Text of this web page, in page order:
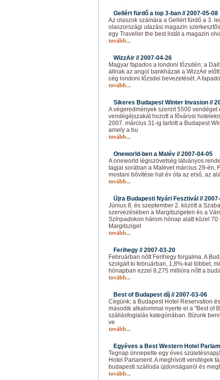
Gellért fürdő a top 3-ban //2007-05-08
Az olaszok számára a Gellért fürdő a 3.
olaszországi utazási magazin
egy Traveller the best listát a magazin
tovább...
WizzAir //2007-04-26
Magyar fapados a londoni tőzsdén; a
állnak az angol bankházak a WizzAir
cég londoni tőzsdei bevezetését. A
tovább...
Sikeres Budapest Winter Invasion //
A végeredmények szerint 5500 vendéget
vendégéjszakát hozott a fővárosi
2007. március 31-ig tartott a Budapest
amely a bu
tovább...
Oneworld-ben a Malév //2007-04-05
A oneworld légiszövetség látványos
tagjai sorában a Malévet március 29-én,
mostani bővítése hat év óta az első, az
tovább...
Újra Budapesti Nyári Fesztivál //
Június 8. és szeptember 2. között a
szervezésében a Margitszigeten és a
Színpadokon három hónap alatt közel 70
Margitsziget
tovább...
Ferihegy //2007-03-20
Februárban nőtt Ferihegy forgalma. A
szolgált ki februárban, 1,8%-kal többet,
hónapban ezzel 8,275 millióra nőtt a
tovább...
Best of Budapest díj //2007-03-06
Cégünk; a Budapest Hotel Reservation
második alkalommal nyerte el a "Best of
szállásfoglalás kategóriában. Bízunk
ve
tovább...
Egyéves a Best Western Hotel
Tegnap ünnepelte egy éves
Hotel Parlament. A meghívott vendégek
budapesti szálloda újdonságairól és
tovább...